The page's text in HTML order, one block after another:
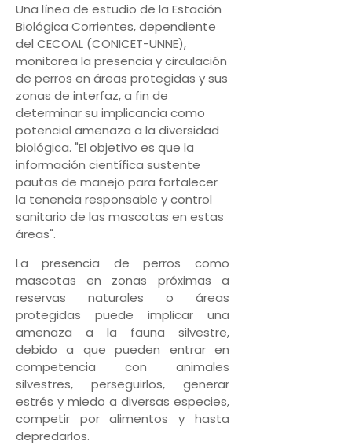
Una línea de estudio de la Estación
Biológica Corrientes, dependiente
del CECOAL (CONICET-UNNE),
monitorea la presencia y circulación
de perros en áreas protegidas y sus
zonas de interfaz, a fin de
determinar su implicancia como
potencial amenaza a la diversidad
biológica. "El objetivo es que la
información científica sustente
pautas de manejo para fortalecer
la tenencia responsable y control
sanitario de las mascotas en estas
áreas".
La presencia de perros como
mascotas en zonas próximas a
reservas naturales o áreas
protegidas puede implicar una
amenaza a la fauna silvestre,
debido a que pueden entrar en
competencia con animales
silvestres, perseguirlos, generar
estrés y miedo a diversas especies,
competir por alimentos y hasta
depredarlos.